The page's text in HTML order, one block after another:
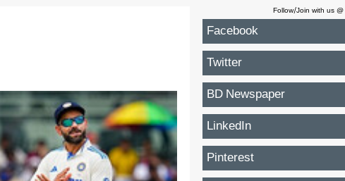
Follow/Join with us @
Facebook
Twitter
BD Newspaper
LinkedIn
Pinterest